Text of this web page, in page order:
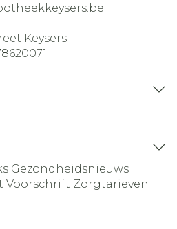
Keysers
Gezondheidsnieuws
Voorschrift Zorgtarieven